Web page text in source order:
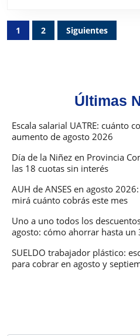
DEL
el
el
Paginación
de
1 2 Siguientes
Últimas
Escala salarial UATRE: cuánto
aumento de agosto 2026
Día de la Niñez en Provincia
las 18 cuotas sin interés
AUH de ANSES en agosto
mirá cuánto cobrás este mes
Uno a uno todos los
agosto: cómo ahorrar hasta un
SUELDO trabajador plástico:
para cobrar en agosto y